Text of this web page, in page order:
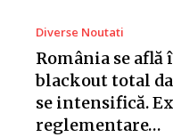
Diverse Noutati
România se
blackout total
se intensifică.
reglementare…